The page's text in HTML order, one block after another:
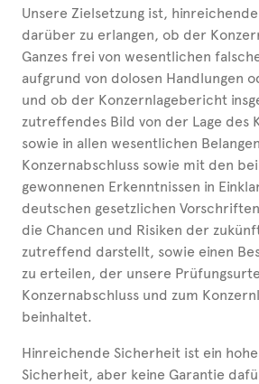
Unsere Zielsetzung ist,
darüber zu erlangen, ob der
Ganzes frei von wesentlichen
aufgrund von dolosen Handlungen
und ob der Konzernlagebericht
zutreffendes Bild von der Lage des
sowie in allen wesentlichen
Konzernabschluss sowie mit den
gewonnenen Erkenntnissen in
deutschen gesetzlichen
die Chancen und Risiken der
zutreffend darstellt, sowie einen
zu erteilen, der unsere
Konzernabschluss und zum
beinhaltet.
Hinreichende Sicherheit ist ein
Sicherheit, aber keine Garantie